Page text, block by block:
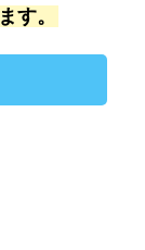
す。